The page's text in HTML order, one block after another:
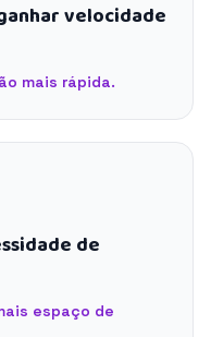
velocidade
mais rápida.
de
espaço de